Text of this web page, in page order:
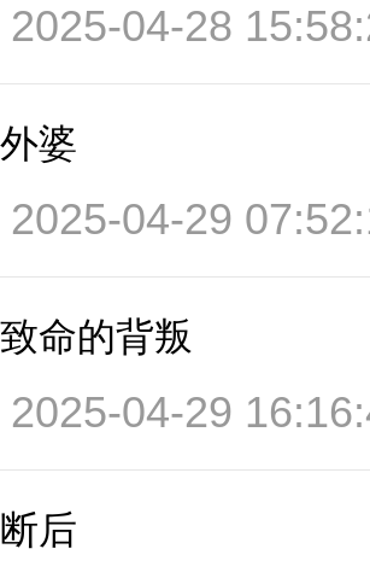
04-28
婆
04-29
命的背叛
04-29
后